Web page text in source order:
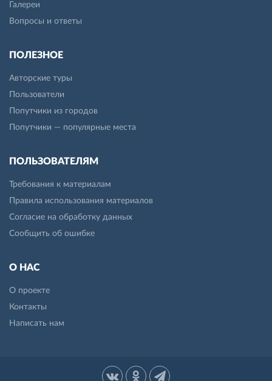
Галереи
Вопросы и ответы
ПОЛЕЗНОЕ
Авторские туры
Пользователи
Попутчики из городов
Попутчики — популярные места
ПОЛЬЗОВАТЕЛЯМ
Требования к материалам
Правила использования материалов
Согласие на обработку данных
Сообщить об ошибке
О НАС
О проекте
Контакты
Написать нам